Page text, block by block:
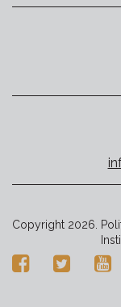
Copyright 2026.